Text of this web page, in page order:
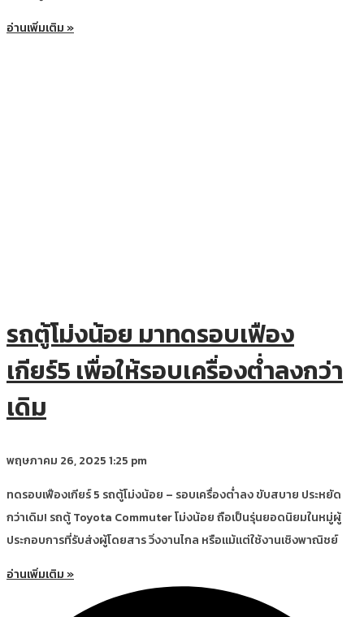
อ่านเพิ่มเติม »
รถตู้โม่งน้อย มาทดรอบเฟือง
เกียร์5 เพื่อให้รอบเครื่องต่ำลงกว่า
เดิม
พฤษภาคม 26, 20251:25 pm
ทดรอบเฟืองเกียร์ 5 รถตู้โม่งน้อย – รอบเครื่องต่ำลง ขับสบาย ประหยัด
กว่าเดิม! รถตู้ Toyota Commuter โม่งน้อย ถือเป็นรุ่นยอดนิยมในหมู่ผู้
ประกอบการที่รับส่งผู้โดยสาร วิ่งงานไกล หรือแม้แต่ใช้งานเชิงพาณิชย์
อ่านเพิ่มเติม »